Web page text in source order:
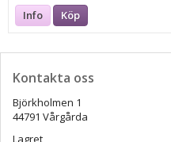
Info Köp
Kontakta oss
Björkholmen 1
44791 Vårgårda
Lagret